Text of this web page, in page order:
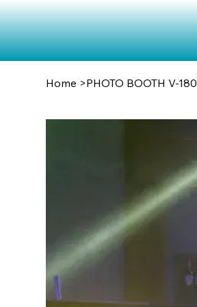
Home >PHOTO BOOTH V-180